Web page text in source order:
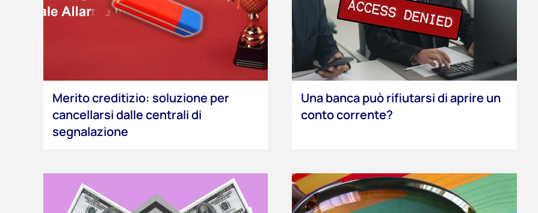
Merito creditizio: soluzione per
cancellarsi dalle centrali di
segnalazione
Una banca può rifiutarsi di aprire un
conto corrente?